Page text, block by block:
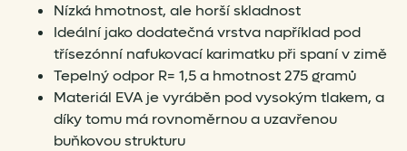
Nízká hmotnost, ale horší skladnost
Ideální jako dodatečná vrstva například pod
třísezónní nafukovací karimatku při spaní v zimě
Tepelný odpor R= 1,5 a hmotnost 275 gramů
Materiál EVA je vyráběn pod vysokým tlakem, a
díky tomu má rovnoměrnou a uzavřenou
buňkovou strukturu